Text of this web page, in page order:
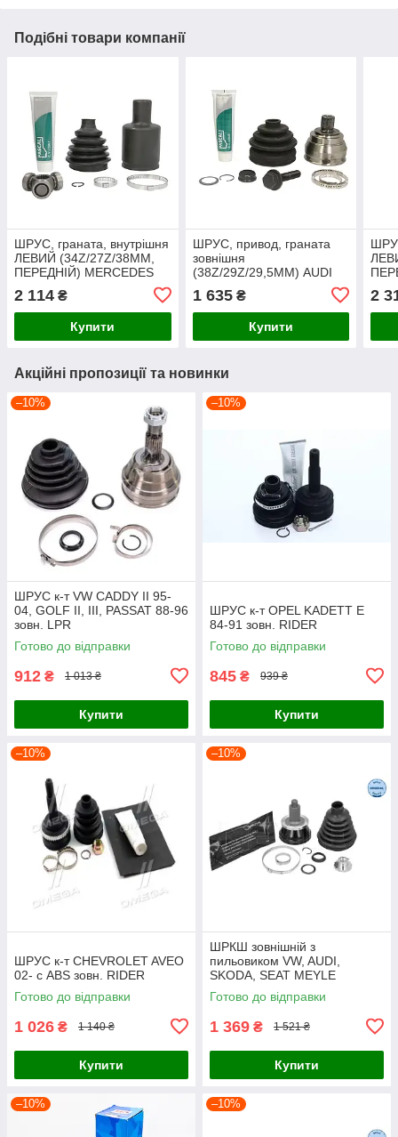
Подібні товари компанії
ШРУС, граната, внутрішня
ЛЕВИЙ (34Z/27Z/38ММ,
ПЕРЕДНІЙ) MERCEDES
(C218), CLS
2 114 ₴
Купити
ШРУС, привод, граната
зовнішня
(38Z/29Z/29,5ММ) AUDI
2.7D-6.0 04.02-03.16
1 635₴
Купити
3.5
2
Акційні пропозиції та новинки
–10%
ШРУС к-т VW CADDY II 95-
04, GOLF II, III, PASSAT 88-96
зовн. LPR
Готово до відправки
912 ₴ 1 013 ₴
Купити
–10%
ШРУС к-т OPEL KADETT E
84-91 зовн. RIDER
Готово до відправки
845 ₴ 939 ₴
Купити
–10%
ШРУС к-т CHEVROLET AVEO
02- с ABS зовн. RIDER
Готово до відправки
1 026 ₴ 1 140 ₴
Купити
–10%
ШРКШ зовнішній з
пильовиком VW, AUDI,
SKODA, SEAT MEYLE
Готово до відправки
1 369 ₴ 1 521 ₴
Купити
–10% –10%